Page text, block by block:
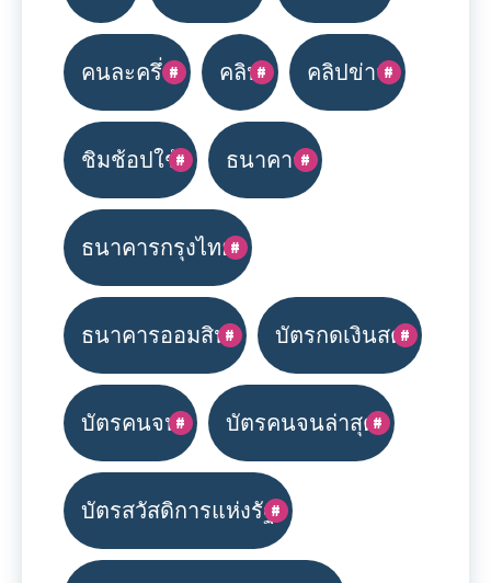
คนละครึ่ง คลิป คลิปข่าว
ชิมช้อปใช้ ธนาคาร
ธนาคารกรุงไทย
ธนาคารออมสิน บัตรกดเงินสด
บัตรคนจน บัตรคนจนล่าสุด
บัตรสวัสดิการแห่งรัฐ